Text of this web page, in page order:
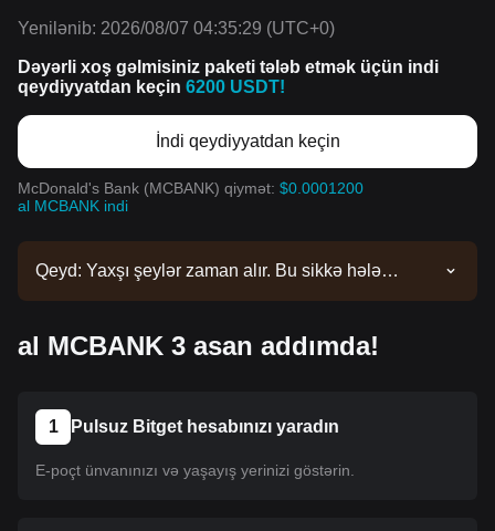
Yenilənib: 2026/08/07 04:35:29 (UTC+0)
Dəyərli xoş gəlmisiniz paketi tələb etmək üçün indi
qeydiyyatdan keçin 6200 USDT!
İndi qeydiyyatdan keçin
McDonald's Bank (MCBANK) qiymət: $0.0001200
al MCBANK indi
Qeyd: Yaxşı şeylər zaman alır. Bu sikkə hələ
sonra onu almaq üçün təlimatımızı izləyə bilərsiniz.
al MCBANK 3 asan addımda!
1 Pulsuz Bitget hesabınızı yaradın
E-poçt ünvanınızı və yaşayış yerinizi göstərin.